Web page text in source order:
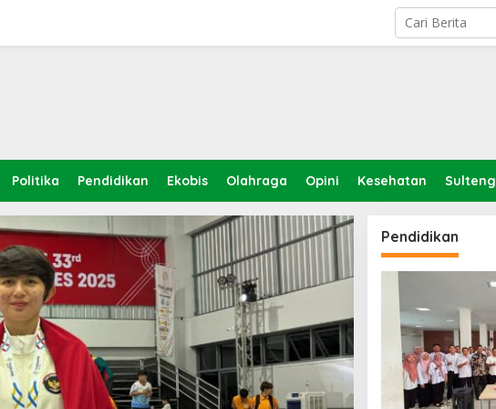
Politika Pendidikan Ekobis Olahraga Opini Kesehatan Sulteng
Pendidikan